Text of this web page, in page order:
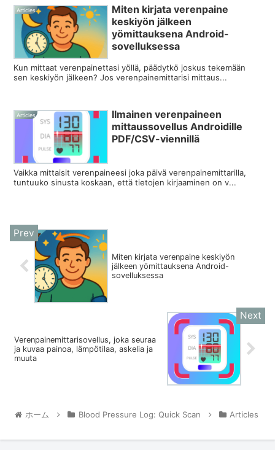
Articles
Miten kirjata verenpaine
keskiyön jälkeen
yömittauksena Android-
sovelluksessa
Kun mittaat verenpainettasi yöllä, päädytkö joskus tekemään
sen keskiyön jälkeen? Jos verenpainemittarisi mittaus...
Articles
Ilmainen verenpaineen
mittaussovellus Androidille
PDF/CSV-viennillä
Vaikka mittaisit verenpaineesi joka päivä verenpainemittarilla,
tuntuuko sinusta koskaan, että tietojen kirjaaminen on v...
Miten kirjata verenpaine keskiyön
jälkeen yömittauksena Android-
sovelluksessa
Verenpainemittarisovellus, joka seuraa
ja kuvaa painoa, lämpötilaa, askelia ja
muuta
ホーム Blood Pressure Log: Quick Scan Articles